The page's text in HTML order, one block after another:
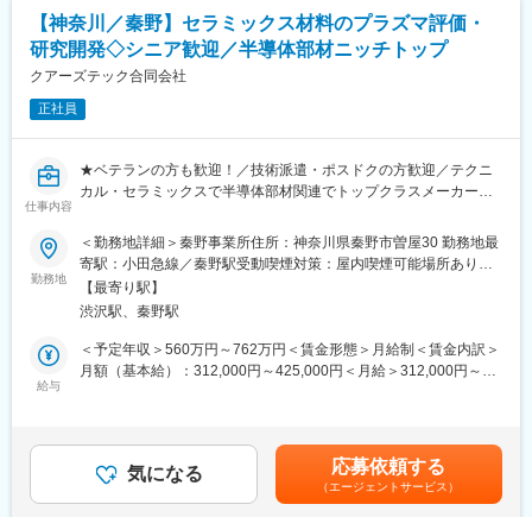
変更の範囲：会社の定める業務
■スキルアップやキャリア形成について：
当社では入社後も技術者の方々のスキルアップをサポートするに
あたって、アカデミー制度を導入しています。
ご自身の興味がある分野や更に知識を強化したい領域に関する授
め、スキルアップと昇給を同時に実現いただけます。
また、経験を積んでいただくことで大手企業への移籍も可能であ
れます。
また、社内にはキャリアアドバイザーが常駐しているため、今後
のキャリア形成や自分の目指したい方向性について壁打ちや相談
を進めやすい環境となっています
■キャリアステップの例
ん、一つの分野で経験を積んでいただくことで上流工程やリーダ
ーへの挑戦も可能です。
また、技術者としての経験を活かして採用担当への挑戦や社内向
【神奈川／秦野】セラミックス材料のプラズマ評価・
研究開発◇シニア歓迎／半導体部材ニッチトップ
クアーズテック合同会社
正社員
仕事内容
★ベテランの方も歓迎！／技術派遣・ポスドクの方歓迎／テクニ
カル・セラミックスで半導体部材関連でトップクラスメーカー
宅など完
■ミッション：
組み込まれた装置のエッチングを顧客先で行う際に、耐食性のあ
るセラミックス部材を作るのがミッションです。
■職務内容：
行い、客先への評価品提出といった材料開発の一連の流れが業務
に含まれます。ユーザーの評価を受ける場面もあり、研究開発職
勤務地
＜勤務地詳細＞秦野事業所住所：神奈川県秦野市曽屋30 勤務地最
寄駅：小田急線／秦野駅受動喫煙対策：屋内喫煙可能場所あり変
更の範囲：会社の定める事業所（リモートワーク含む）
【最寄り駅】
渋沢駅、秦野駅
給与
＜予定年収＞560万円～762万円＜賃金形態＞月給制＜賃金内訳＞
月額（基本給）：312,000円～425,000円＜月給＞312,000円～
年3回もあり）賃金はあくまでも目安の金額であり、選考を通じて
上下する可能性があります。月給(月額)は固定手当を含めた表記で
す。
気になる 応募依頼する
（エージェントサービス）